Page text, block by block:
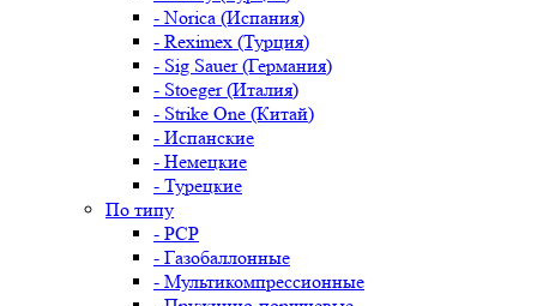
- Norica (Испания)
- Reximex (Турция)
- Sig Sauer (Германия)
- Stoeger (Италия)
- Strike One (Китай)
- Испанские
- Немецкие
- Турецкие
По типу
- PCP
- Газобаллонные
- Мультикомпрессионные